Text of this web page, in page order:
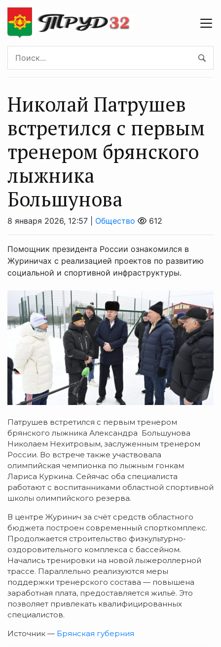
Николай Патрушев
встретился с первым
тренером брянского
лыжника
Большунова
8 января 2026, 12:57 | Общество 612
Помощник президента России ознакомился в
Журиничах с реализацией проектов по развитию
социальной и спортивной инфраструктуры.
Патрушев встретился с первым тренером
брянского лыжника Александра Большунова
Николаем Нехитровым, заслуженным тренером
России. Во встрече также участвовала
олимпийская чемпионка по лыжным гонкам
Лариса Куркина. Сейячас оба специалиста
работают с воспитанниками областной спортивной
школы олимпийского резерва.
В центре Журинич за счёт средств областного
бюджета построен современный спорткомплекс.
Продолжается строительство физкультурно-
оздоровительного комплекса с бассейном.
Начались тренировки на новой лыжероллерной
трассе. Параллельно реализуются меры
поддержки тренерского состава — повышена
заработная плата, предоставляется жильё. Это
позволяет привлекать квалифицированных
специалистов.
Источник — Брянская губерния